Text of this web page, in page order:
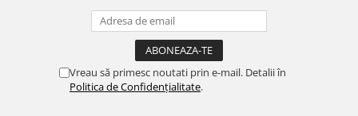
Vreau să primesc noutati prin e-mail. Detalii în
Politica de Confidențialitate.